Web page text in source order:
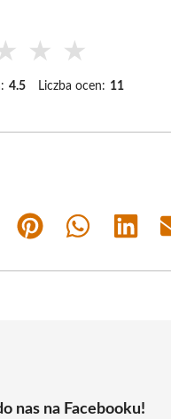
★ ★
4.5 Liczba ocen: 11
Share
Share
Share
nas na Facebooku!